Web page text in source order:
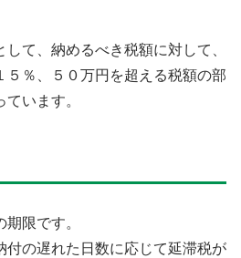
て、納めるべき税額に対して、
５％、５０万円を超える税額の部
います。
限です。
付の遅れた日数に応じて延滞税が